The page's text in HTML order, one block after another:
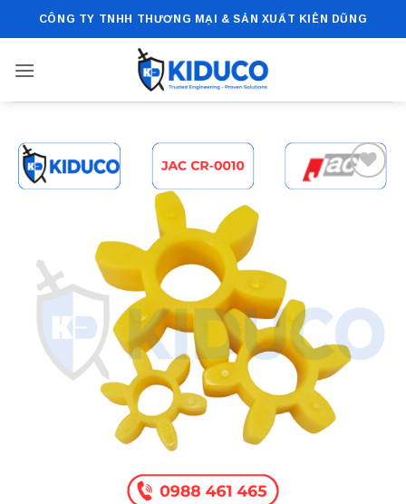
dung
CÔNG TY TNHH THƯƠNG MẠI & SẢN XUẤT KIÊN DŨNG